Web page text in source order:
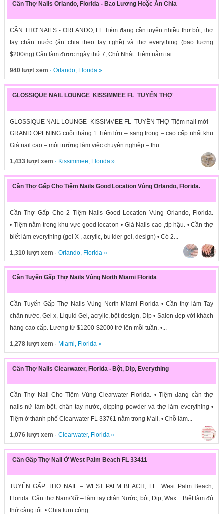
Cần Thợ Nails Orlando, Florida - Bao Lương Hoặc Ăn Chia
CẦN THỢ NAILS - ORLANDO, FL Tiệm đang cần tuyển nhiều thợ bột, thợ
tay chân nước (ăn chia theo tay nghề) và thợ everything (bao lương
$200/ng) Cần làm được ngày thứ 7, Chủ Nhật. Tiệm nằm tại...
940 lượt xem · Orlando, Florida»
GLOSSIQUE NAIL LOUNGE KISSIMMEE FL TUYỂN THỢ
GLOSSIQUE NAIL LOUNGE KISSIMMEE FL TUYỂN THỢ Tiệm nail mới –
GRAND OPENING cuối tháng 1 Tiệm lớn – sang trọng – cao cấp nhất khu
Giá nail cao – môi trường làm việc chuyên nghiệp – thu...
1,433 lượt xem · Kissimmee, Florida»
Cần Thợ Gấp Cho Tiệm Nails Good Location Vùng Orlando, Florida.
Cần Thợ Gấp Cho 2 Tiệm Nails Good Location Vùng Orlando, Florida.
• Tiệm nằm trong khu vực good location • Giá Nails cao ,tip hậu. • Cần thợ
biết làm everything (gel X , acrylic, builder gel, design) • Có 2...
1,310 lượt xem · Orlando, Florida»
Cần Tuyển Gấp Thợ Nails Vùng North Miami Florida
Cần Tuyển Gấp Thợ Nails Vùng North Miami Florida • Cần thợ làm Tay
chân nước, Gel x, Liquid Gel, acrylic, bột design, Dip • Salon đẹp với khách
hàng cao cấp. Lương từ $1200-$2000 trở lên mỗi tuần. •...
1,278 lượt xem · Miami, Florida»
Cần Thợ Nails Clearwater, Florida - Bột, Dip, Everything
Cần Thợ Nail Cho Tiệm Vùng Clearwater Florida. • Tiệm đang cần thợ
nails nữ làm bột, chân tay nước, dipping powder và thợ làm everything •
Tiệm ở thành phố Clearwater FL 33761 nằm trong Mall. • Chỗ làm...
1,076 lượt xem · Clearwater, Florida»
Cần Gấp Thợ Nail Ở West Palm Beach FL 33411
TUYỂN GẤP THỢ NAIL – WEST PALM BEACH, FL West Palm Beach,
Florida Cần thợ Nam/Nữ – làm tay chân Nước, bột, Dip, Wax.. Biết làm đủ
thứ càng tốt • Chia turn công...